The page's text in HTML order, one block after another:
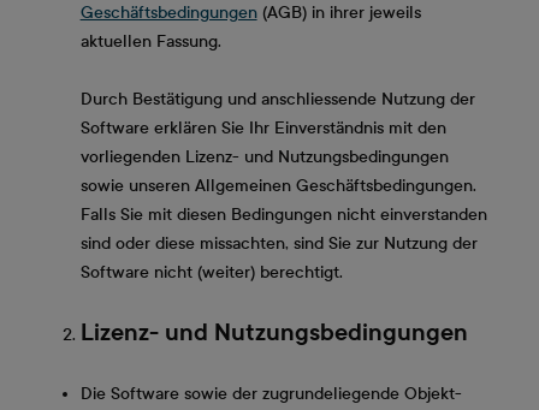
Geschäftsbedingungen(AGB) in ihrer jeweils
aktuellen Fassung.
Durch Bestätigung und anschliessende Nutzung der
Software erklären Sie Ihr Einverständnis mit den
vorliegenden Lizenz- und Nutzungsbedingungen
sowie unseren Allgemeinen Geschäftsbedingungen.
Falls Sie mit diesen Bedingungen nicht einverstanden
sind oder diese missachten, sind Sie zur Nutzung der
Software nicht (weiter) berechtigt.
Lizenz- und Nutzungsbedingungen
Die Software sowie der zugrundeliegende Objekt-